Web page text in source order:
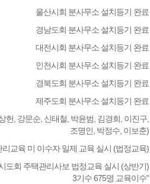
울산시회 분사무소 설치등기 완료
경남도회 분사무소 설치등기 완료
대전시회 분사무소 설치등기 완료
인천시회 분사무소 설치등기 완료
경북도회 분사무소 설치등기 완료
제주도회 분사무소 설치등기 완료
헌, 강문순, 신태철, 박윤범, 김경희, 이진구,
조명인, 박정수, 이보춘)
리교육 미 이수자 일제 교육 실시 (법정교육)
도회 주택관리사보 법정교육 실시 (상반기)
3기수 675명 교육이수"